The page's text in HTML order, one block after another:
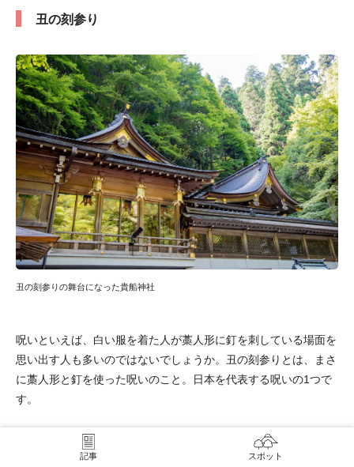
丑の刻参り
丑の刻参りの舞台になった貴船神社
呪いといえば、白い服を着た人が藁人形に釘を刺している場面を
思い出す人も多いのではないでしょうか。丑の刻参りとは、まさ
に藁人形と釘を使った呪いのこと。日本を代表する呪いの1つで
す。
この呪いは、午前2時から2時半頃の「丑みつどき」と言われる時
間帯に行われるもの。白装束を着て誰にも見られることなく、憎
記事 スポット